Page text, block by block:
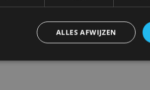
EasyTacho van Rietveld, klik
ALLES AFWIJZEN